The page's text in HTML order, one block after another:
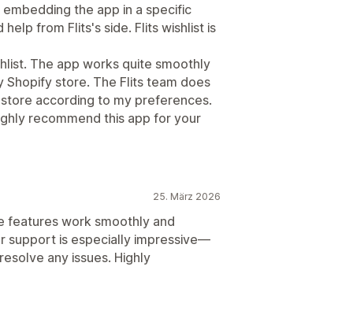
the app in a specific
from Flits's side. Flits wishlist is
The app works quite smoothly
Shopify store. The Flits team does
according to my preferences.
recommend this app for your
25. März 2026
features work smoothly and
support is especially impressive—
any issues. Highly